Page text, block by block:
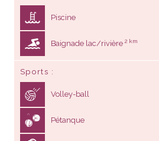
Piscine
Baignade lac/rivière 2 km
Sports
Volley-ball
Pétanque